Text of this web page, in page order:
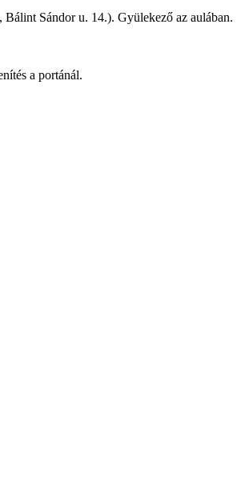
Sándor u. 14.). Gyülekező az aulában.
a portánál.